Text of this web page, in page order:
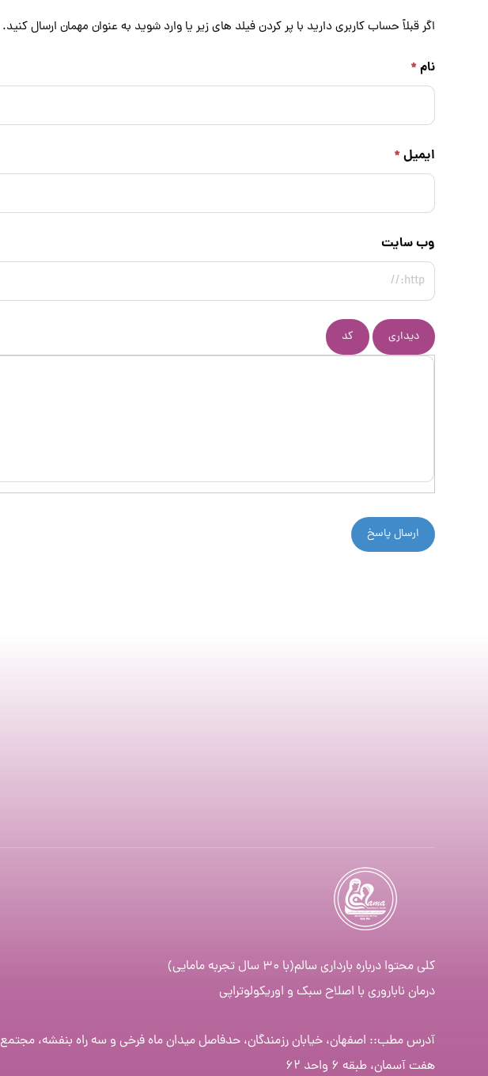
اگر قبلاً حساب کاربری دارید با پر کردن فیلد های زیر یاوارد شوید به عنوان مهمان ارسال کنید.
نام*
ایمیل*
وب سایت
دیداری کد
کلی محتوا درباره بارداری سالم(با ۳۰ سال تجربه مامایی)
درمان ناباروری با اصلاح سبک و اوریکولوتراپی
آدرس مطب:: اصفهان، خیابان رزمندگان، حدفاصل میدان ماه فرخی و سه راه بنفشه، مجتمع
هفت آسمان، طبقه ۶ واحد ۶۲